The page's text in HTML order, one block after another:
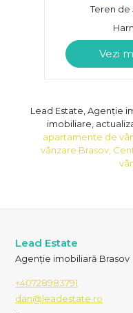
Teren de
Vezi
Lead Estate, Agenție
imobiliare,
apartamente de
vânzare Brasov,
Lead Estate
Agenție imobiliară Brasov
+40728983791
dan@leadestate.ro